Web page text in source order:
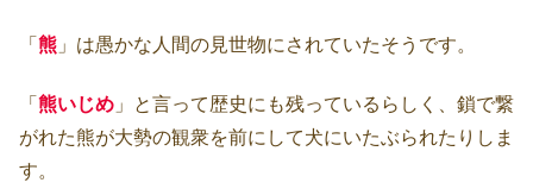
「 熊 」は愚かな人間の見世物にされていたそうです。
「 熊いじめ 」と言って歴史にも残っているらしく、鎖で繋
がれた熊が大勢の観衆を前にして犬にいたぶられたりしま
す。